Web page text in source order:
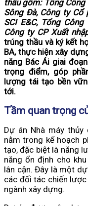
thầu gồm: Tổng
Sông Đà, Công ty Cổ
SCI E&C, Tổng
Công ty CP Xuất
trúng thầu và ký kết
BA, thực hiện xây
năng Bác Ái giai
trọng điểm, góp
lượng tái tạo bền
tới.
Tầm quan trọng
Dự án Nhà máy
nằm trong kế hoạch
tạo, đặc biệt là năng
năng ổn định cho
lân cận. Đây là một
các đối tác chiến
ngành xây dựng.